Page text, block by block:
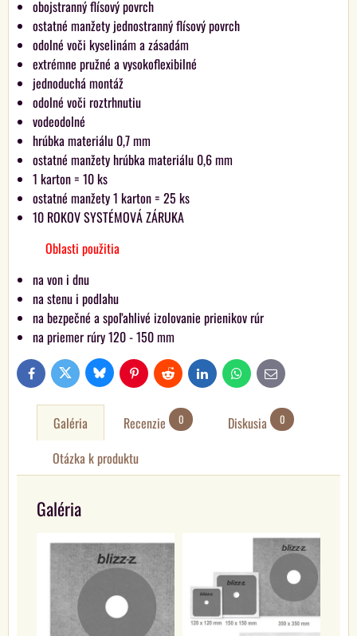
obojstranný flísový povrch
ostatné manžety jednostranný flísový povrch
odolné voči kyselinám a zásadám
extrémne pružné a vysokoflexibilné
jednoduchá montáž
odolné voči roztrhnutiu
vodeodolné
hrúbka materiálu 0,7 mm
ostatné manžety hrúbka materiálu 0,6 mm
1 karton = 10 ks
ostatné manžety 1 karton = 25 ks
10 ROKOV SYSTÉMOVÁ ZÁRUKA
Oblasti použitia
na von i dnu
na stenu i podlahu
na bezpečné a spoľahlivé izolovanie prienikov rúr
na priemer rúry 120 - 150 mm
FacebookTwitter Bluesky PinterestReddit LinkedIn WhatsAppE-
mail
Galéria Recenzie 0 Diskusia 0
Otázka k produktu
Galéria